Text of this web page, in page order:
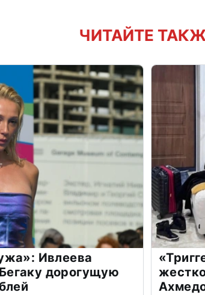
ЧИТАЙТЕ
Ивлеева
дорогущую